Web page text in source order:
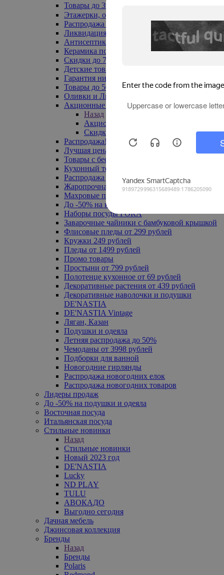
Товары до 399₽
Этажерки, обувницы
Распродажа текстиля до -50%
Ликвидация до -70%
Антисептики
Керамика по 129 руб
Скидки до 70%
Детские товары
Гарантия низкой цены
Товары до 500 руб
Оливки и Лимоны
Акционные товары
Назад
Акционные товары
Скидка 20% по промокоду
Распродажа! Ульяновск до -70%
Лучшая цена
Товары с бесплатной доставкой
Кухонный текстиль
Распродажа до -50%
Жаропрочная посуда
Махровые полотенца
До -50% на ковры
Наборы посуды FORA
Заварочные чайники с бамбуковой крышкой
Флисовые пледы от 299 рублей
Кружки 249 рублей
Пледы от 1499 рублей
Промо товары
Простыни от 799 рублей
Полотенце кухонное от 69 рублей
Декоративные растения от 439 рублей
Декоративные наволочки и подушки
DE'NASTIA
DE'NASTIA Vintage
Ляган, Казан
Подушки и одеяла
Летняя распродажа до 50%
Чемоданы от 3998 рублей
Подборки для ванной
Новогодние гирлянды
Распродажа новогодних елок
Распродажа новогодних товаров
Лидеры продаж
До -50% на подушки и одеяла
Восточная посуда
Итальянская посуда
Стильные новинки
Назад
Стильные новинки
Новый 2023 год
DE'NASTIA
Lucky
ND PLAY
TULU
АВОКАДО
Выгодно сегодня
Дачная мебель
Джинсовая коллекция
Бренды
Назад
Бренды
Polaris